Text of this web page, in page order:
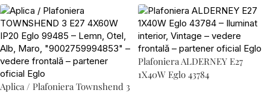
Aplica / Plafoniera Townshend 3
Plafoniera ALDERNEY E27
1X40W Eglo 43784